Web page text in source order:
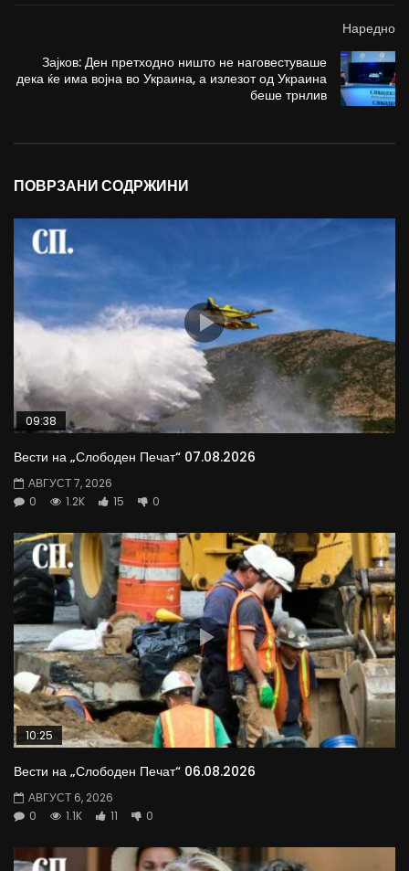
Наредно
Зајков: Ден претходно ништо не наговестуваше
дека ќе има војна во Украина, а излезот од Украина
беше трнлив
ПОВРЗАНИ СОДРЖИНИ
09:38
Вести на „Слободен Печат“ 07.08.2026
АВГУСТ 7, 2026
0
1.2K 15 0
10:25
Вести на „Слободен Печат“ 06.08.2026
АВГУСТ 6, 2026
0
1.1K 11 0